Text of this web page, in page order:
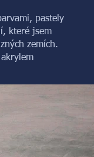
pastely
které jsem
zemích.